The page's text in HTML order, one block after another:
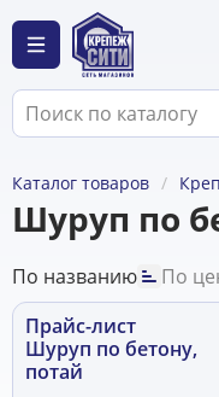
Каталог товаров
Шуруп по
По названию
По
Прайс-лист
Шуруп по бетону,
потай